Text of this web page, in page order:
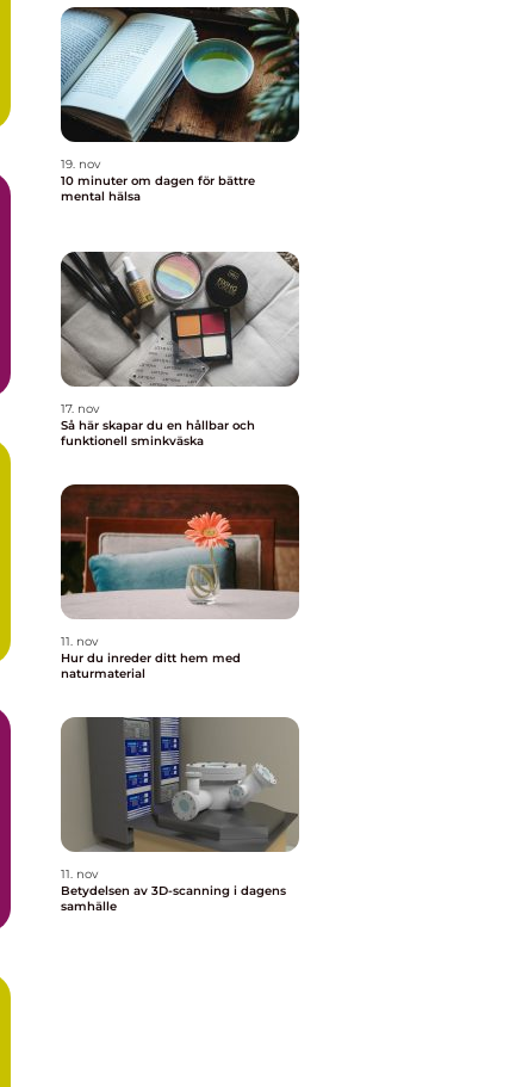
19. nov
10 minuter om dagen för bättre
mental hälsa
17. nov
Så här skapar du en hållbar och
funktionell sminkväska
11. nov
Hur du inreder ditt hem med
naturmaterial
11. nov
Betydelsen av 3D-scanning i dagens
samhälle